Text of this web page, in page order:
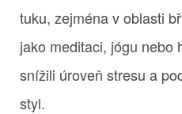
tuku, zejména v oblasti
jako meditaci, jógu nebo
snížili úroveň stresu a
styl.